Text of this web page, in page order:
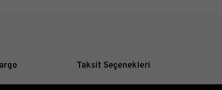
Taksit Seçenekleri